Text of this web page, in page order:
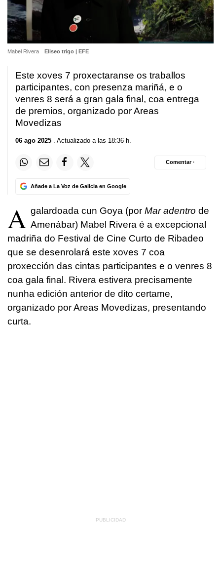
Mabel Rivera Eliseo trigo | EFE
Este xoves 7 proxectaranse os traballos
participantes, con presenza mariñá, e o
venres 8 será a gran gala final, coa entrega
de premios, organizado por Areas
Movedizas
06 ago 2025 . Actualizado a las 18:36 h.
Añade a La Voz de Galicia en Google
Comentar ·
A galardoada cun Goya (por Mar adentro de
Amenábar) Mabel Rivera é a excepcional
madriña do Festival de Cine Curto de Ribadeo
que se desenrolará este xoves 7 coa
proxección das cintas participantes e o venres 8
coa gala final. Rivera estivera precisamente
nunha edición anterior de dito certame,
organizado por Areas Movedizas, presentando
curta.